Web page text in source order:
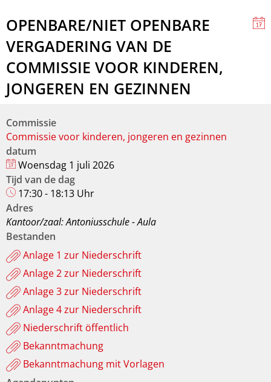
OPENBARE/NIET OPENBARE
VERGADERING VAN DE
COMMISSIE VOOR KINDEREN,
JONGEREN EN GEZINNEN
Commissie
Commissie voor kinderen, jongeren en gezinnen
datum
Woensdag 1 juli 2026
Tijd van de dag
17:30 - 18:13 Uhr
Adres
Kantoor/zaal: Antoniusschule - Aula
Bestanden
Anlage 1 zur Niederschrift
Anlage 2 zur Niederschrift
Anlage 3 zur Niederschrift
Anlage 4 zur Niederschrift
Niederschrift öffentlich
Bekanntmachung
Bekanntmachung mit Vorlagen